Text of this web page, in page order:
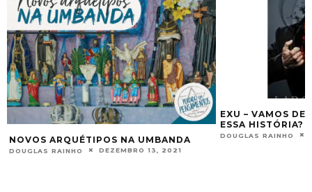
NOVOS ARQUÉTIPOS NA UMBANDA
DOUGLAS RAINHO DEZEMBRO 13, 2021
EXU – VAMOS
ESSA HISTÓRIA?
DOUGLAS RAINHO